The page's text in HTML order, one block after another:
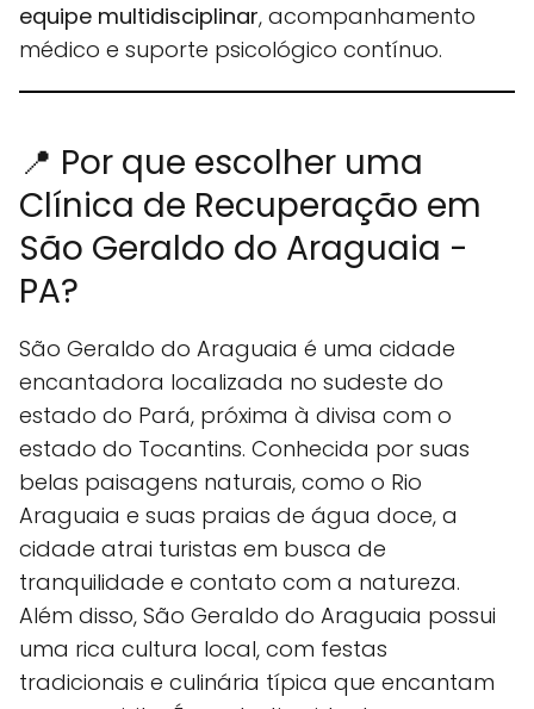
equipe multidisciplinar, acompanhamento
médico e suporte psicológico contínuo.
📍 Por que escolher uma
Clínica de Recuperação em
São Geraldo do Araguaia -
PA?
São Geraldo do Araguaia é uma cidade
encantadora localizada no sudeste do
estado do Pará, próxima à divisa com o
estado do Tocantins. Conhecida por suas
belas paisagens naturais, como o Rio
Araguaia e suas praias de água doce, a
cidade atrai turistas em busca de
tranquilidade e contato com a natureza.
Além disso, São Geraldo do Araguaia possui
uma rica cultura local, com festas
tradicionais e culinária típica que encantam